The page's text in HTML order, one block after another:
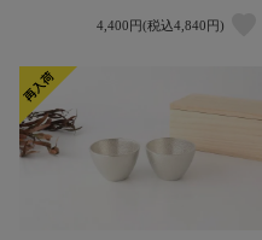
4,400円(税込4,840円)